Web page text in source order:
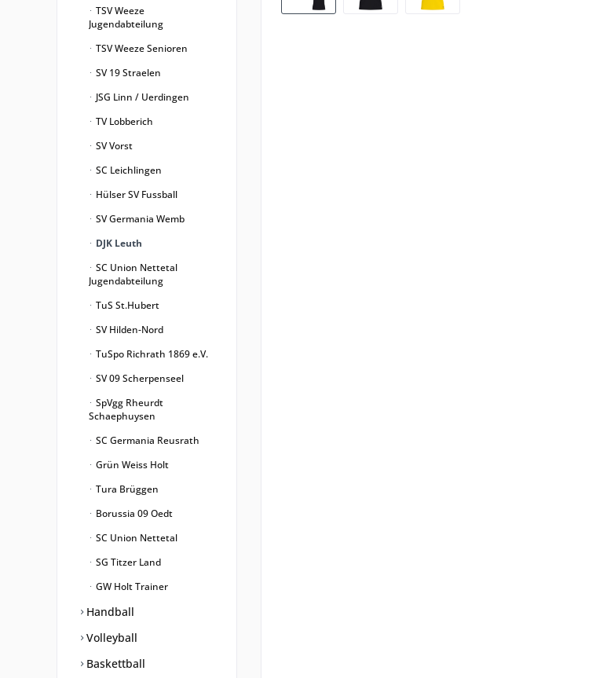
TSV Weeze
Jugendabteilung
TSV Weeze Senioren
SV 19 Straelen
JSG Linn / Uerdingen
TV Lobberich
SV Vorst
SC Leichlingen
Hülser SV Fussball
SV Germania Wemb
DJK Leuth
SC Union Nettetal
Jugendabteilung
TuS St.Hubert
SV Hilden-Nord
TuSpo Richrath 1869 e.V.
SV 09 Scherpenseel
SpVgg Rheurdt
Schaephuysen
SC Germania Reusrath
Grün Weiss Holt
Tura Brüggen
Borussia 09 Oedt
SC Union Nettetal
SG Titzer Land
GW Holt Trainer
Handball
Volleyball
Baskettball